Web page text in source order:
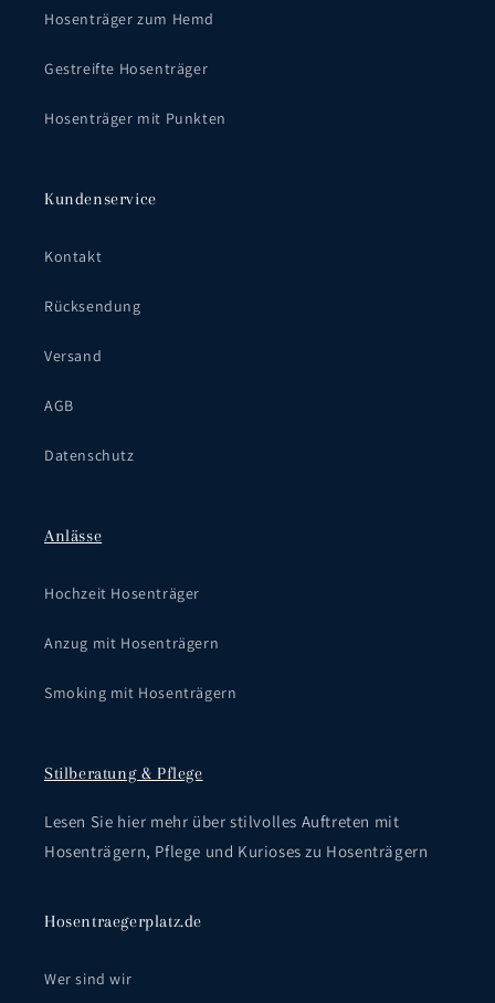
Hosenträger zum Hemd
Gestreifte Hosenträger
Hosenträger mit Punkten
Kundenservice
Kontakt
Rücksendung
Versand
AGB
Datenschutz
Anlässe
Hochzeit Hosenträger
Anzug mit Hosenträgern
Smoking mit Hosenträgern
Stilberatung & Pflege
Lesen Sie hier mehr über stilvolles Auftreten mit
Hosenträgern, Pflege und Kurioses zu Hosenträgern
Hosentraegerplatz.de
Wer sind wir